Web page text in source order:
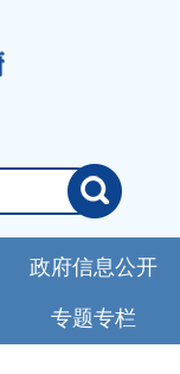
政府信息公开
专题专栏